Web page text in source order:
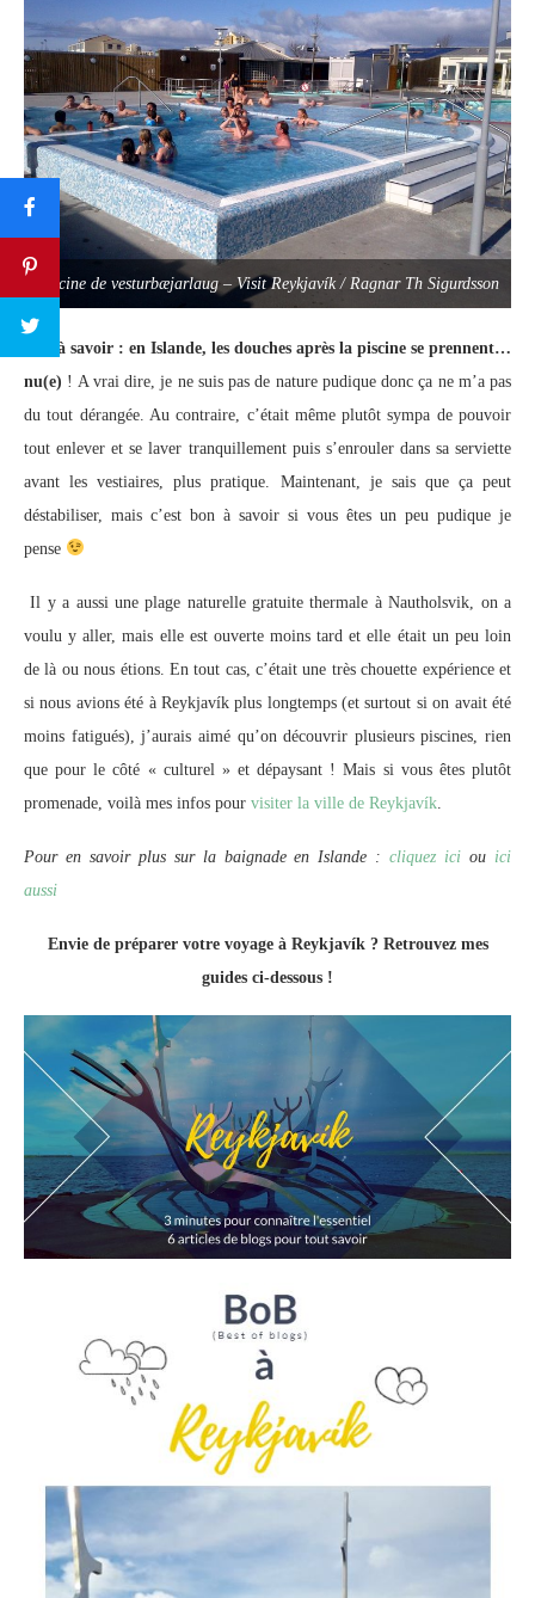
Piscine de vesturbæjarlaug – Visit Reykjavík / Ragnar Th Sigurdsson
Bon à savoir : en Islande, les douches après la piscine se prennent…
nu(e) ! A vrai dire, je ne suis pas de nature pudique donc ça ne m’a pas
du tout dérangée. Au contraire, c’était même plutôt sympa de pouvoir
tout enlever et se laver tranquillement puis s’enrouler dans sa serviette
avant les vestiaires, plus pratique. Maintenant, je sais que ça peut
déstabiliser, mais c’est bon à savoir si vous êtes un peu pudique je
pense
Il y a aussi une plage naturelle gratuite thermale à Nautholsvik, on a
voulu y aller, mais elle est ouverte moins tard et elle était un peu loin
de là ou nous étions. En tout cas, c’était une très chouette expérience et
si nous avions été à Reykjavík plus longtemps (et surtout si on avait été
moins fatigués), j’aurais aimé qu’on découvrir plusieurs piscines, rien
que pour le côté « culturel » et dépaysant ! Mais si vous êtes plutôt
promenade, voilà mes infos pour visiter la ville de Reykjavík.
Pour en savoir plus sur la baignade en Islande :cliquez ici ou ici
aussi
Envie de préparer votre voyage à Reykjavík ? Retrouvez mes
guides ci-dessous !